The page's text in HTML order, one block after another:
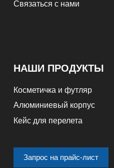
Связаться с нами
НАШИ ПРОДУКТЫ
Косметичка и футляр
Алюминиевый корпус
Кейс для перелета
Запрос на прайс-лист